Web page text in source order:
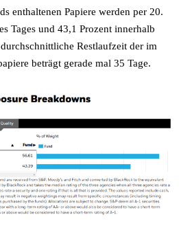
enthaltenen Papiere werden per 20.
Tages und 43,1 Prozent innerhalb
Restlaufzeit der im
beträgt gerade mal 35 Tage.